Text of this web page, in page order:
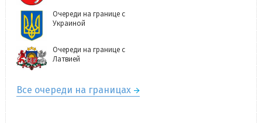
Очереди на границе с
Украиной
Очереди на границе с
Латвией
Все очереди на границах